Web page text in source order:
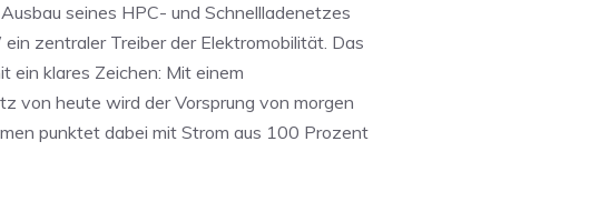
seines HPC- und Schnellladenetzes
zentraler Treiber der Elektromobilität. Das
ein klares Zeichen: Mit einem
von heute wird der Vorsprung von morgen
punktet dabei mit Strom aus 100 Prozent